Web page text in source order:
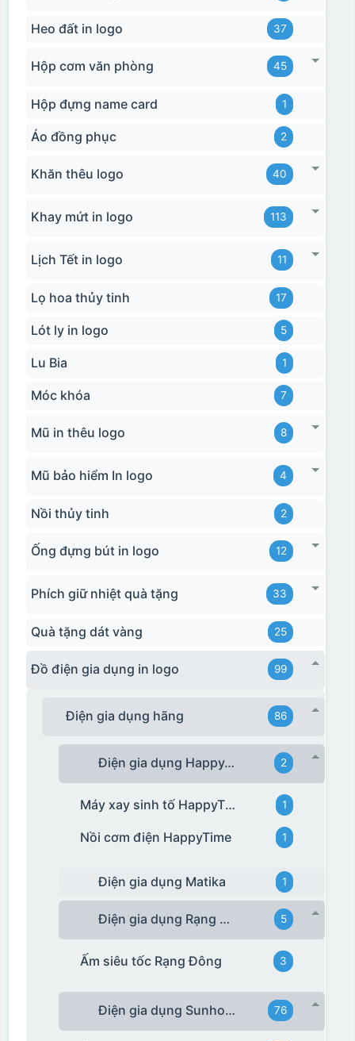
Heo đất in logo 37
Hộp cơm văn phòng 45
Hộp đựng name card 1
Áo đồng phục 2
Khăn thêu logo 40
Khay mứt in logo 113
Lịch Tết in logo 11
Lọ hoa thủy tinh 17
Lót ly in logo 5
Lu Bia 1
Móc khóa 7
Mũ in thêu logo 8
Mũ bảo hiểm In logo 4
Nồi thủy tinh 2
Ống đựng bút in logo 12
Phích giữ nhiệt quà tặng 33
Quà tặng dát vàng 25
Đồ điện gia dụng in logo 99
Điện gia dụng hãng 86
Điện gia dụng HappyTime 2
Máy xay sinh tố HappyTime 1
Nồi cơm điện HappyTime 1
Điện gia dụng Matika 1
Điện gia dụng Rạng Đông 5
Ấm siêu tốc Rạng Đông 3
Điện gia dụng Sunhouse 76